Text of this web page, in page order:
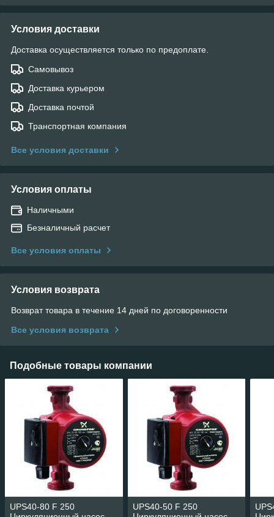
Условия доставки
Доставка осуществляется только по предоплате.
Самовывоз
Доставка курьером
Доставка почтой
Транспортная компания
Все условия доставки
Условия оплаты
Наличными
Безналичный расчет
Все условия оплаты
Условия возврата
Возврат товара в течение 14 дней по договоренности
Все условия возврата
Подобные товары компании
UPS40-80 F 250
UPS40-50 F 250